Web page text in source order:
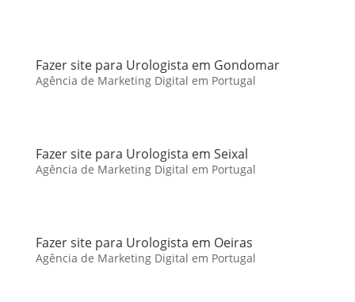
Fazer site para Urologista em Gondomar
Agência de Marketing Digital em Portugal
Fazer site para Urologista em Seixal
Agência de Marketing Digital em Portugal
Fazer site para Urologista em Oeiras
Agência de Marketing Digital em Portugal